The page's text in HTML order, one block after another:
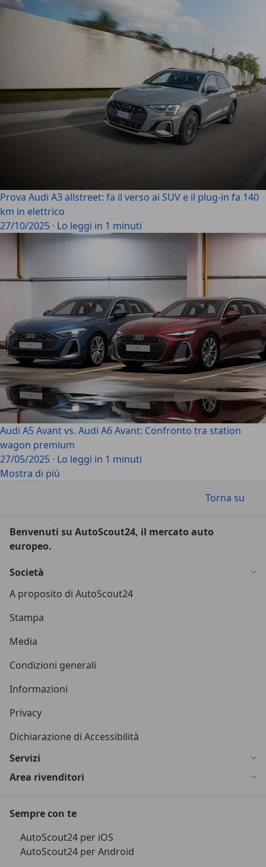
Prova Audi A3 allstreet: fa il verso ai SUV e il plug-in fa 140
km in elettrico
27/10/2025 · Lo leggi in 1 minuti
Audi A5 Avant vs. Audi A6 Avant: Confronto tra station
wagon premium
27/05/2025 · Lo leggi in 1 minuti
Mostra di più
Torna su
Benvenuti su AutoScout24, il mercato auto
europeo.
Società
A proposito di AutoScout24
Stampa
Media
Condizioni generali
Informazioni
Privacy
Dichiarazione di Accessibilità
Servizi
Area rivenditori
Sempre con te
AutoScout24 per iOS
AutoScout24 per Android